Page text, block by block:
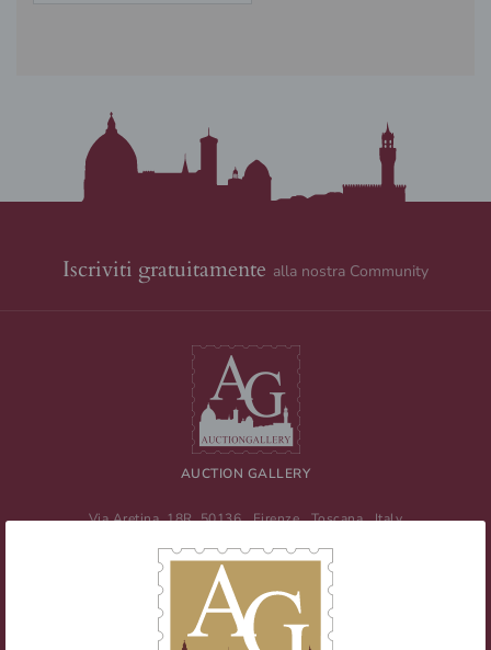
Iscriviti gratuitamente alla nostra Community
AUCTION GALLERY
Via Aretina, 18R 50136 Firenze,Toscana,Italy
E-mail:info@auctiongallery.it
Partita IVA: